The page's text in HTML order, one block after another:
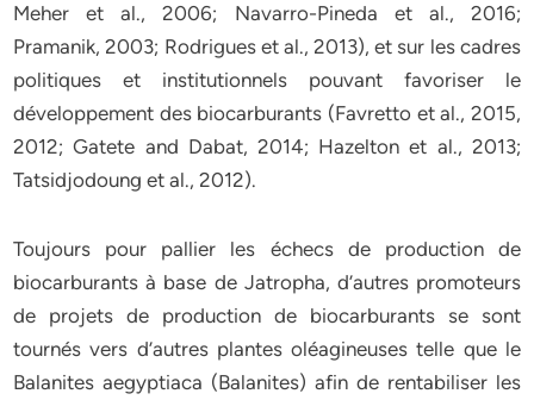
Meher et al., 2006; Navarro-Pineda et al., 2016;
Pramanik, 2003; Rodrigues et al., 2013), et sur les cadres
politiques et institutionnels pouvant favoriser le
développement des biocarburants (Favretto et al., 2015,
2012; Gatete and Dabat, 2014; Hazelton et al., 2013;
Tatsidjodoung et al., 2012).
Toujours pour pallier les échecs de production de
biocarburants à base de Jatropha, d’autres promoteurs
de projets de production de biocarburants se sont
tournés vers d’autres plantes oléagineuses telle que le
Balanites aegyptiaca (Balanites) afin de rentabiliser les